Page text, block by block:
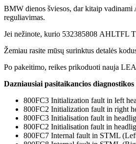
BMW dienos šviesos, dar kitaip vadinami
reguliavimas.
Jei nežinote, kurio 532385808 AHLTFL
Žemiau rasite mūsų surinktus detalės
Po pakeitimo, reikes prikoduoti nauja
Dazniausiai pasitaikancios
800FC3 Initialization fault in left
800FC2 Initialization fault in right
800FC3 Initialisation fault in
800FC2 Initialisation fault in
800FC7 Internal fault in STML